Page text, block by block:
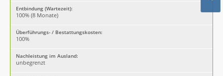
Entbindung (Wartezeit):
100% (8 Monate)
Überführungs- / Bestattungskosten:
100%
Nachleistung im Ausland:
unbegrenzt